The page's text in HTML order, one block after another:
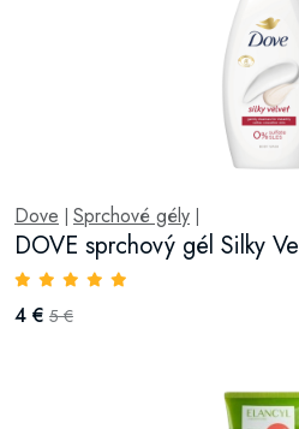
Dove | Sprchové gély |
DOVE sprchový gél Silky
4 € 5 €